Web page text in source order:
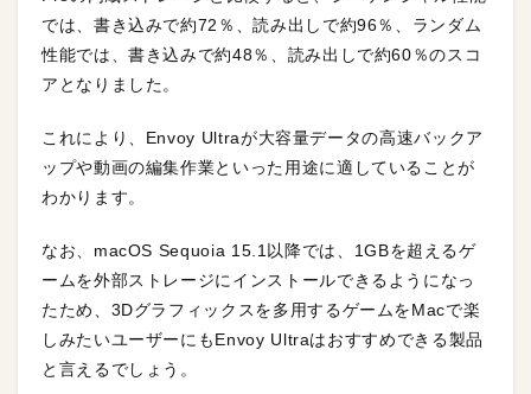
では、書き込みで約72％、読み出しで約96％、ランダム
性能では、書き込みで約48％、読み出しで約60％のスコ
アとなりました。
これにより、Envoy Ultraが大容量データの高速バックア
ップや動画の編集作業といった用途に適していることが
わかります。
なお、macOS Sequoia 15.1以降では、1GBを超えるゲ
ームを外部ストレージにインストールできるようになっ
たため、3Dグラフィックスを多用するゲームをMacで楽
しみたいユーザーにもEnvoy Ultraはおすすめできる製品
と言えるでしょう。